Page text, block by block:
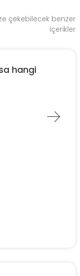
çekebilecek benzer
içerikler
hangi